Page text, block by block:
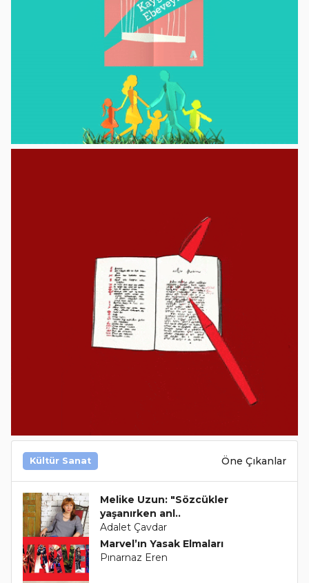
Kültür Sanat Öne Çıkanlar
Melike Uzun: "Sözcükler
yaşanırken anl..
Adalet Çavdar
Marvel’ın Yasak Elmaları
Pınarnaz Eren